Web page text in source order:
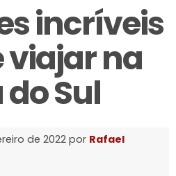
incríveis
viajar na
Sul
de 2022 por Rafael